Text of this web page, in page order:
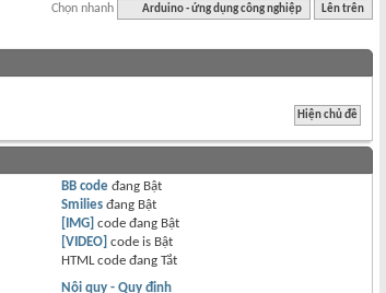
Chọn nhanh Arduino - ứng dụng công nghiệp Lên trên
BB code đang Bật
Smilies đang Bật
[IMG] code đang Bật
[VIDEO] code is Bật
HTML code đangTắt
Nội quy - Quy định